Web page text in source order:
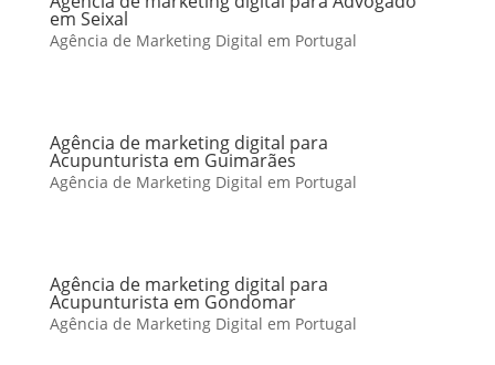
em Seixal
Agência de Marketing Digital em Portugal
Agência de marketing digital para
Acupunturista em Guimarães
Agência de Marketing Digital em Portugal
Agência de marketing digital para
Acupunturista em Gondomar
Agência de Marketing Digital em Portugal